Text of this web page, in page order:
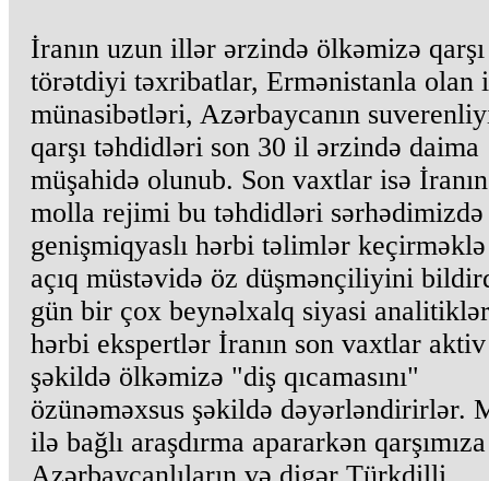
İranın uzun illər ərzində ölkəmizə qarşı
törətdiyi təxribatlar, Ermənistanla olan
münasibətləri, Azərbaycanın
qarşı təhdidləri son 30 il ərzində daima
müşahidə olunub. Son vaxtlar isə
molla rejimi bu təhdidləri sərhədimizdə
genişmiqyaslı hərbi təlimlər
açıq müstəvidə öz düşmənçiliyini
gün bir çox beynəlxalq siyasi
hərbi ekspertlər İranın son vaxtlar aktiv
şəkildə ölkəmizə "diş qıcamasını"
özünəməxsus şəkildə dəyərləndirirlər.
ilə bağlı araşdırma apararkən qarşımıza